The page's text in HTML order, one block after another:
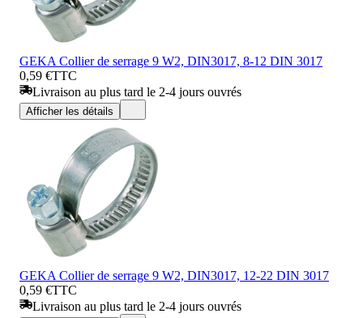
GEKA Collier de serrage 9 W2, DIN3017, 8-12 DIN 3017
0,59 €TTC
Livraison au plus tard le 2-4 jours ouvrés
Afficher les détails
GEKA Collier de serrage 9 W2, DIN3017, 12-22 DIN 3017
0,59 €TTC
Livraison au plus tard le 2-4 jours ouvrés